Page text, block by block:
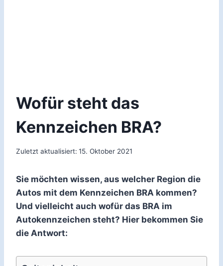
Wofür steht das
Kennzeichen BRA?
Zuletzt aktualisiert: 15. Oktober 2021
Sie möchten wissen, aus welcher Region die
Autos mit dem Kennzeichen BRA kommen?
Und vielleicht auch wofür das BRA im
Autokennzeichen steht? Hier bekommen Sie
die Antwort: